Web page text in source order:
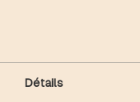
Détails